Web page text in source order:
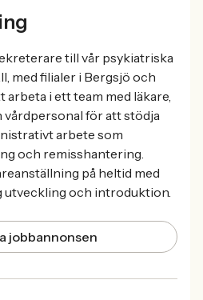
till vår psykiatriska
med filialer i Bergsjö och
arbeta i ett team med läkare,
för att stödja
arbete som
och remisshantering.
på heltid med
och introduktion.
jobbannonsen